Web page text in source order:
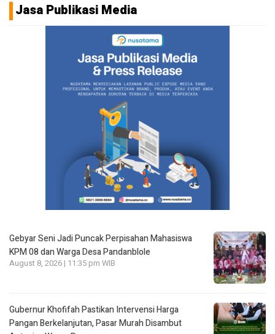
Jasa Publikasi Media
Gebyar Seni Jadi Puncak Perpisahan Mahasiswa
KPM 08 dan Warga Desa Pandanblole
August 8, 2026 | 11:35 pm WIB
Gubernur Khofifah Pastikan Intervensi Harga
Pangan Berkelanjutan, Pasar Murah Disambut